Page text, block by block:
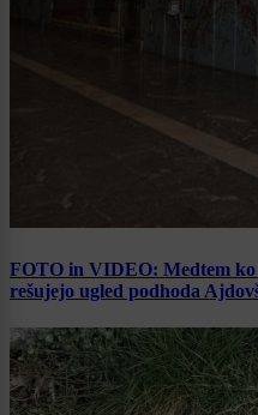
FOTO in VIDEO: Medtem ko
rešujejo ugled podhoda